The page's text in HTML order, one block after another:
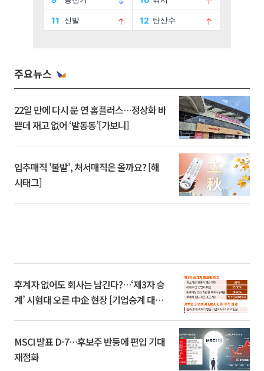
주요뉴스
22일 만에 다시 문 연 홈플러스…정상화 바
쁜데 재고 없어 ‘발동동’[가보니]
입추매직 '불발', 처서매직은 올까요? [해
시태그]
후계자 없어도 회사는 남긴다?…‘제3자 승
계’ 시험대 오른 中企 현장 [기업승계 대전
MSCI 발표 D-7…후보주 반등에 편입 기대
재점화